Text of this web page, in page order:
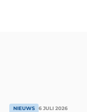
NIEUWS 6 JULI 2026